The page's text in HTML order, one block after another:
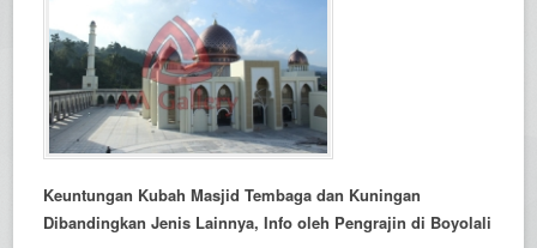
Keuntungan Kubah Masjid Tembaga dan Kuningan
Dibandingkan Jenis Lainnya, Info oleh Pengrajin di Boyolali